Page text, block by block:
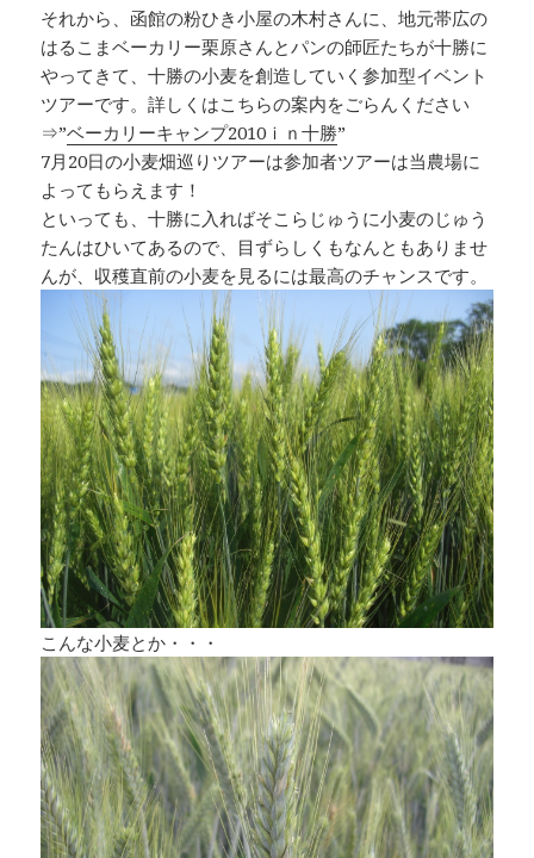
それから、函館の粉ひき小屋の木村さんに、地元帯広の
はるこまベーカリー栗原さんとパンの師匠たちが十勝に
やってきて、十勝の小麦を創造していく参加型イベント
ツアーです。詳しくはこちらの案内をごらんください
⇒”ベーカリーキャンプ2010ｉｎ十勝”
7月20日の小麦畑巡りツアーは参加者ツアーは当農場に
よってもらえます！
といっても、十勝に入ればそこらじゅうに小麦のじゅう
たんはひいてあるので、目ずらしくもなんともありませ
んが、収穫直前の小麦を見るには最高のチャンスです。
こんな小麦とか・・・